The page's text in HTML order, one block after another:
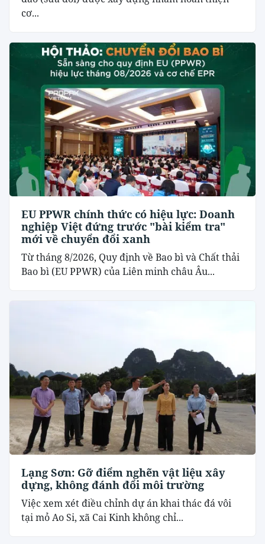
cơ...
EU PPWR chính thức có hiệu lực: Doanh
nghiệp Việt đứng trước "bài kiểm tra"
mới về chuyển đổi xanh
Từ tháng 8/2026, Quy định về Bao bì và Chất thải
Bao bì (EU PPWR) của Liên minh châu Âu...
Lạng Sơn: Gỡ điểm nghẽn vật liệu xây
dựng, không đánh đổi môi trường
Việc xem xét điều chỉnh dự án khai thác đá vôi
tại mỏ Ao Si, xã Cai Kinh không chỉ...